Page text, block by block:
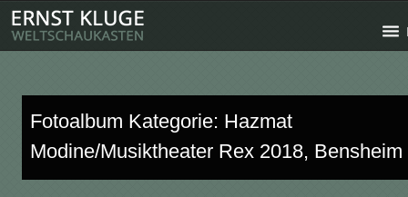
Fotoalbum Kategorie: Hazmat
Modine/Musiktheater Rex 2018, Bensheim